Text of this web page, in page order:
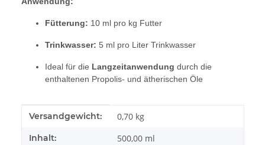
Fütterung: 10 ml pro kg Futter
Trinkwasser: 5 ml pro Liter Trinkwasser
Ideal für die Langzeitanwendung durch die
enthaltenen Propolis- und ätherischen Öle
Produkteigenschaft
Wert
Versandgewicht: 0,70 kg
Inhalt: 500,00 ml